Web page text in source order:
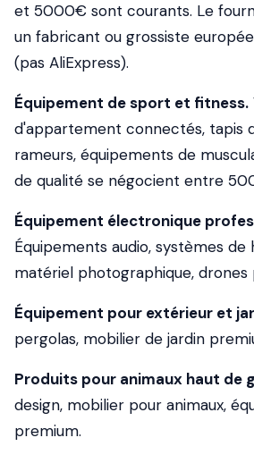
et 5000€ sont courants. Le
un fabricant ou grossiste
(pas AliExpress).
Équipement de sport et fitness.
d'appartement connectés, tapis
rameurs, équipements de
de qualité se négocient entre
Équipement électronique
Équipements audio, systèmes de
matériel photographique, drones
Équipement pour extérieur et
pergolas, mobilier de jardin
Produits pour animaux haut de
design, mobilier pour animaux,
premium.